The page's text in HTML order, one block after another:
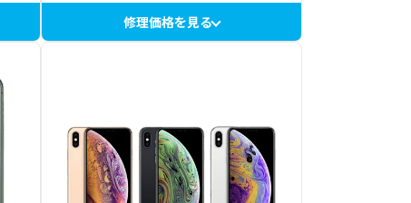
修理価格を見る